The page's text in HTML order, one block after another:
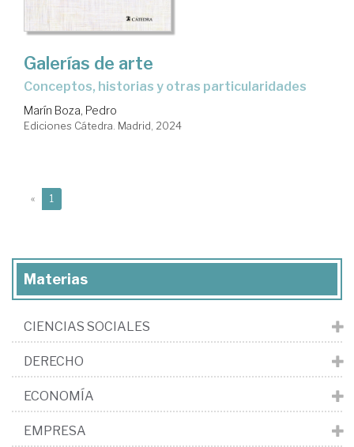
Galerías de arte
conceptos, historias y otras particularidades
Marín Boza, Pedro
Ediciones Cátedra. Madrid, 2024
« 1
Materias
CIENCIAS SOCIALES
DERECHO
ECONOMÍA
EMPRESA